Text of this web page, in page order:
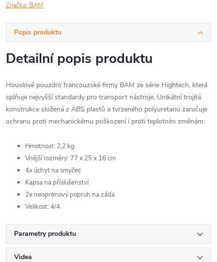
Značka: BAM
Popis produktu
Detailní popis produktu
Houslové pouzdro francouzské firmy BAM ze série Hightech, která
splňuje nejvyšší standardy pro transport nástroje. Unikátní trojitá
konstrukce složená z ABS plastů a tvrzeného polyuretanu zaručuje
ochranu proti mechanickému poškození i proti teplotním změnám.
Hmotnost: 2,2 kg
Vnější rozměry: 77 x 25 x 16 cm
4x úchyt na smyčec
Kapsa na příslušenství
2x neoprenový popruh na záda
Velikost: 4/4
Parametry produktu
Videa